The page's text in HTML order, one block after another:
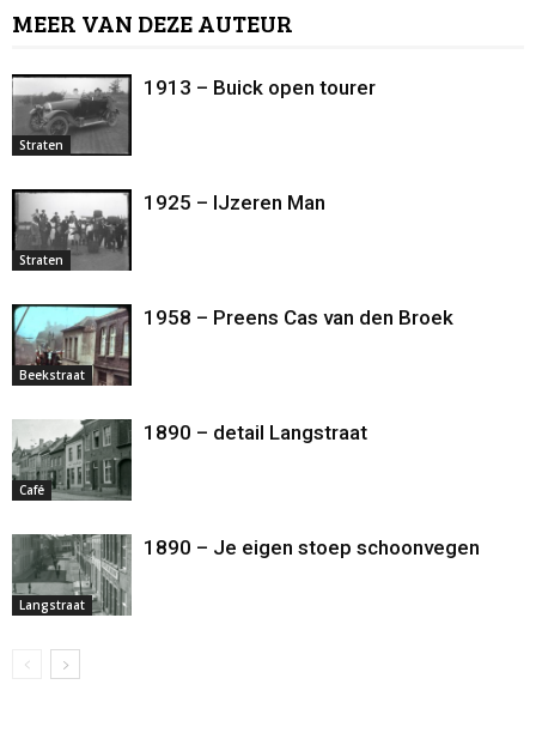
MEER VAN DEZE AUTEUR
Straten
1913 – Buick open tourer
Straten
1925 – IJzeren Man
Beekstraat
1958 – Preens Cas van den Broek
Café
1890 – detail Langstraat
Langstraat
1890 – Je eigen stoep schoonvegen